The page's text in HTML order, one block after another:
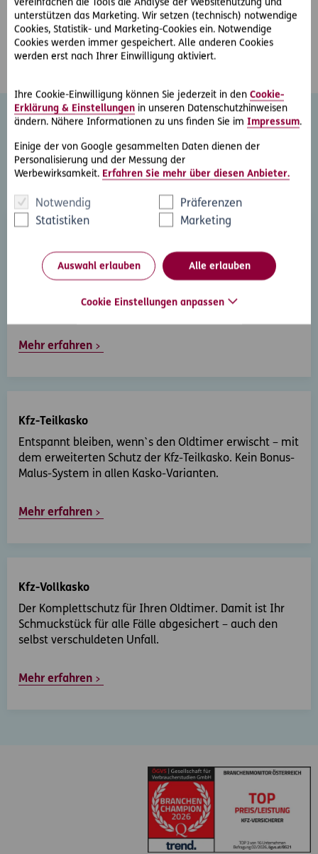
vereinfachen die Tools die Analyse der Websitenutzung und
unterstützen das Marketing. Wir setzen (technisch) notwendige
Cookies, Statistik- und Marketing-Cookies ein. Notwendige
Cookies werden immer gespeichert. Alle anderen Cookies
werden erst nach Ihrer Einwilligung aktiviert.
Ihre Cookie-Einwilligung können Sie jederzeit in den Cookie-
Erklärung & Einstellungen in unseren Datenschutzhinweisen
ändern. Nähere Informationen zu uns finden Sie im Impressum.
Einige der von Google gesammelten Daten dienen der
Personalisierung und der Messung der
Werbewirksamkeit. Erfahren Sie mehr über diesen Anbieter.
Notwendig
Präferenzen
Statistiken
Marketing
Auswahl erlauben Alle erlauben
Cookie Einstellungen anpassen
Beratungstermin vereinbaren Zum Produkt
Oldtimerversicherung im Überblick
Schnüren Sie sich Ihr persönliches
Zum Schutz anderer Verkehrsteilnehmer. Mit ERGO
gehen Sie kein Risiko ein und sind mit 15 oder 20
Mehr erfahren
Kfz-Teilkasko
Entspannt bleiben, wenn`s den Oldtimer erwischt – mit
dem erweiterten Schutz der Kfz-Teilkasko. Kein Bonus-
Malus-System in allen Kasko-Varianten.
Mehr erfahren
Kfz-Vollkasko
Der Komplettschutz für Ihren Oldtimer. Damit ist Ihr
Schmuckstück für alle Fälle abgesichert – auch den
selbst verschuldeten Unfall.
Mehr erfahren